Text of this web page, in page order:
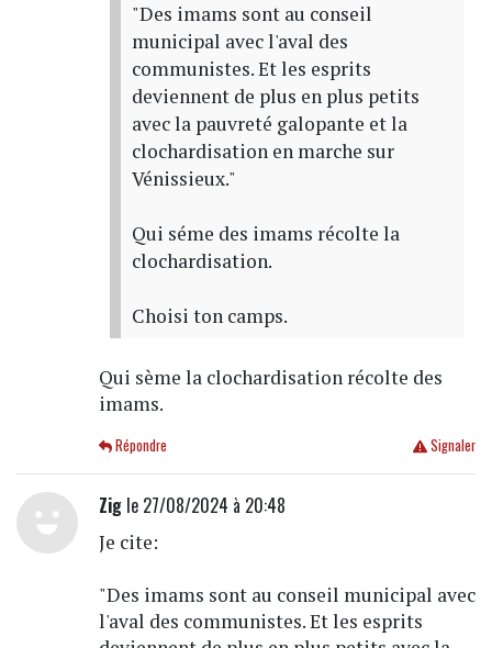
"Des imams sont au conseil
municipal avec l'aval des
communistes. Et les esprits
deviennent de plus en plus petits
avec la pauvreté galopante et la
clochardisation en marche sur
Vénissieux."
Qui séme des imams récolte la
clochardisation.
Choisi ton camps.
Qui sème la clochardisation récolte des
imams.
Signaler
Répondre
Zigle 27/08/2024 à 20:48
Je cite:
"Des imams sont au conseil municipal avec
l'aval des communistes. Et les esprits